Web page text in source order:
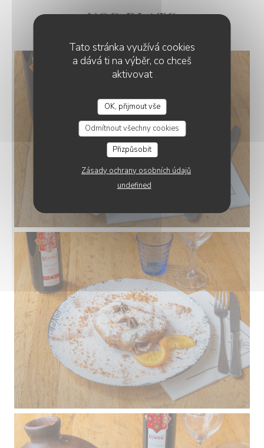
Tato stránka využívá cookies
a dává ti na výběr, co chceš
aktivovat
OK, přijmout vše
Odmítnout všechny cookies
Přizpůsobit
Zásady ochrany osobních údajů
undefined
NOS PLATS
LE GOURBI